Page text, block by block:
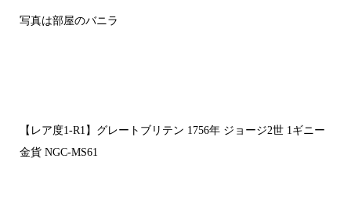
写真は部屋のバニラ
【レア度1-R1】グレートブリテン 1756年 ジョージ2世 1ギニー
金貨 NGC-MS61